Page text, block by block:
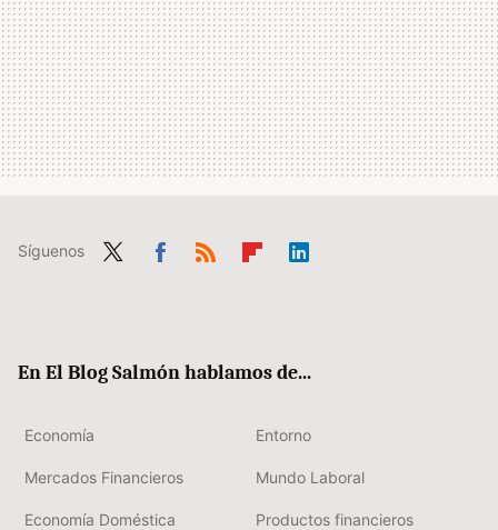
Síguenos
En El Blog Salmón hablamos de...
Economía Entorno
Mercados Financieros Mundo Laboral
Economía Doméstica Productos financieros